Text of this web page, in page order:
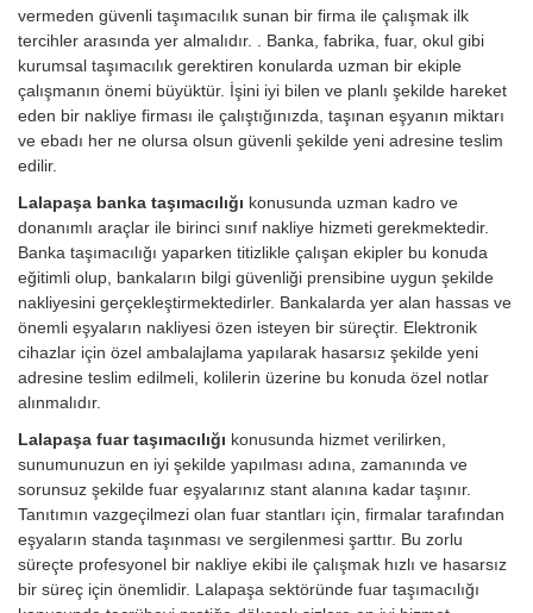
vermeden güvenli taşımacılık sunan bir firma ile çalışmak ilk
tercihler arasında yer almalıdır. . Banka, fabrika, fuar, okul gibi
kurumsal taşımacılık gerektiren konularda uzman bir ekiple
çalışmanın önemi büyüktür. İşini iyi bilen ve planlı şekilde hareket
eden bir nakliye firması ile çalıştığınızda, taşınan eşyanın miktarı
ve ebadı her ne olursa olsun güvenli şekilde yeni adresine teslim
edilir.
Lalapaşa banka taşımacılığı konusunda uzman kadro ve
donanımlı araçlar ile birinci sınıf nakliye hizmeti gerekmektedir.
Banka taşımacılığı yaparken titizlikle çalışan ekipler bu konuda
eğitimli olup, bankaların bilgi güvenliği prensibine uygun şekilde
nakliyesini gerçekleştirmektedirler. Bankalarda yer alan hassas ve
önemli eşyaların nakliyesi özen isteyen bir süreçtir. Elektronik
cihazlar için özel ambalajlama yapılarak hasarsız şekilde yeni
adresine teslim edilmeli, kolilerin üzerine bu konuda özel notlar
alınmalıdır.
Lalapaşa fuar taşımacılığı konusunda hizmet verilirken,
sunumunuzun en iyi şekilde yapılması adına, zamanında ve
sorunsuz şekilde fuar eşyalarınız stant alanına kadar taşınır.
Tanıtımın vazgeçilmezi olan fuar stantları için, firmalar tarafından
eşyaların standa taşınması ve sergilenmesi şarttır. Bu zorlu
süreçte profesyonel bir nakliye ekibi ile çalışmak hızlı ve hasarsız
bir süreç için önemlidir. Lalapaşa sektöründe fuar taşımacılığı